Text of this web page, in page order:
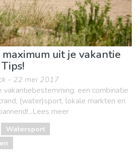
uit je vakantie
- 22 mei 2017
vakantiebestemming: een combinatie
(water)sport, lokale markten en
meer
Watersport